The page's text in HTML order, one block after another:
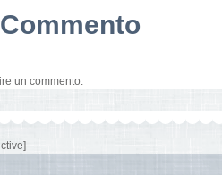
un commento.